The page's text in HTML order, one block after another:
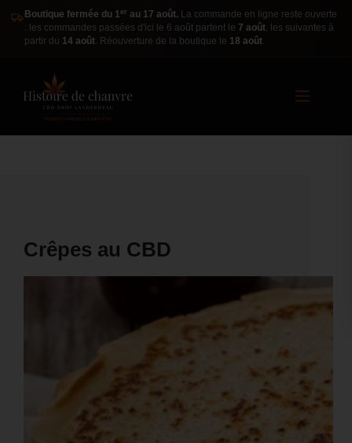
Boutique fermée du 1er au 17 août. La commande en ligne reste ouverte
: les commandes passées d'ici le 6 août partent le 7 août, les suivantes à
partir du 14 août. Réouverture de la boutique le 18 août.
Crêpes au CBD